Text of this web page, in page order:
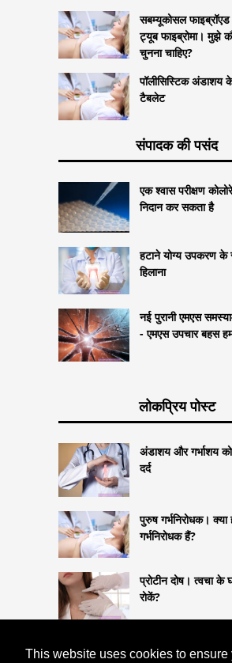
This website uses cookies to ensure
सबम्यूकोसल
ट्यूब फाइब्रोमा। मुझे
चुनना चाहिए?
पॉलीसिस्टिक अंडाशय
टैबलेट
संपादक की पसंद
एक श्वास परीक्षण
निदान कर सकता है
हटाने योग्य उपकरण के
हिलाना
नई पुरानी एमएस
- एमएस उपचार बहस
लोकप्रिय पोस्ट
अंडाशय और गर्भाशय
दर्द
पुरुष गर्भनिरोधक। क्या
गर्भनिरोधक हैं?
प्रोटीन दोष। त्वचा के
रोकें?